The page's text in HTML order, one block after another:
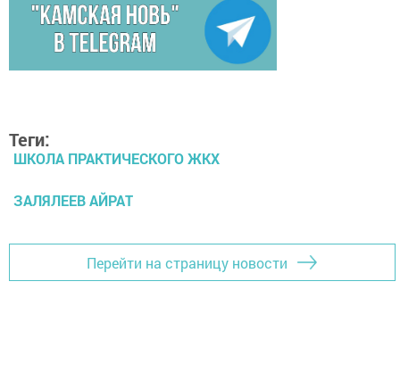
Теги:
ШКОЛА ПРАКТИЧЕСКОГО ЖКХ
ЗАЛЯЛЕЕВ АЙРАТ
Перейти на страницу новости